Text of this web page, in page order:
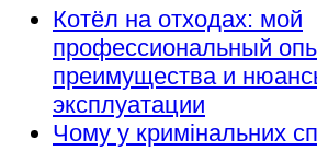
Котёл на отходах: мой
профессиональный
преимущества и
эксплуатации
Чому у кримінальних